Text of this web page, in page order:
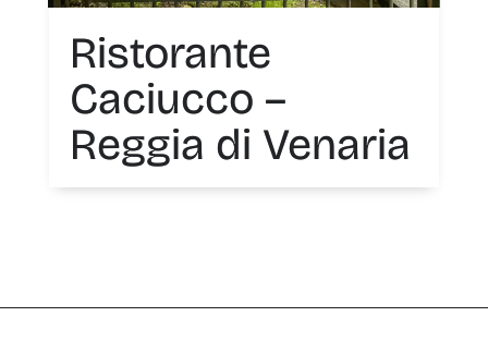
Ristorante
Caciucco –
Reggia di Venaria